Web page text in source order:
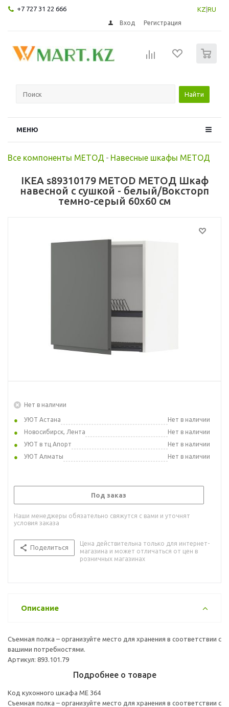
+7 727 31 22 666 KZ RU
Вход Регистрация
Найти
МЕНЮ
Все компоненты МЕТОД - Навесные шкафы МЕТОД
IKEA s89310179 METOD МЕТОД Шкаф
навесной с сушкой - белый/Воксторп
темно-серый 60x60 см
Нет в наличии
УЮТ Астана
Нет в наличии
Новосибирск, Лента
Нет в наличии
УЮТ в тц Апорт
Нет в наличии
УЮТ Алматы
Нет в наличии
Под заказ
Наши менеджеры обязательно свяжутся с вами и уточнят
условия заказа
Поделиться
Цена действительна только для интернет-
магазина и может отличаться от цен в
розничных магазинах
Описание
Съемная полка – организуйте место для хранения в соответствии с
вашими потребностями.
Артикул: 893.101.79
Подробнее о товаре
Код кухонного шкафа ME 364
Съемная полка – организуйте место для хранения в соответствии с